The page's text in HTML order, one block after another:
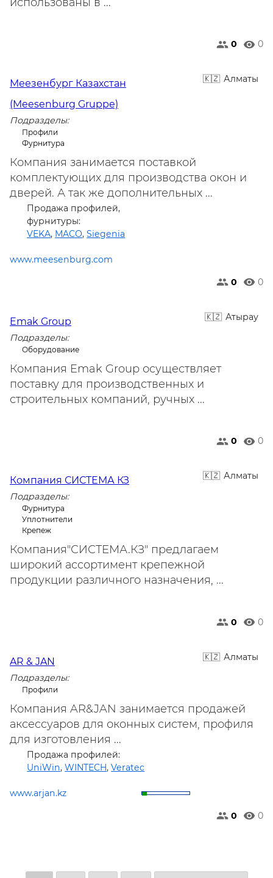
0 0
Алматы
Меезенбург Казахстан
(Meesenburg Gruppe)
Подразделы:
Профили
Фурнитура
Компания занимается поставкой
комплектующих для производства окон и
дверей. А так же дополнительных ...
Продажа профилей,
фурнитуры:
VEKA, MACO,Siegenia
www.meesenburg.com
0 0
Атырау
Emak Group
Подразделы:
Оборудование
Компания Emak Group осуществляет
поставку для производственных и
строительных компаний, ручных ...
0 0
Алматы
Компания СИСТЕМА КЗ
Подразделы:
Фурнитура
Уплотнители
Крепеж
Компания"СИСТЕМА.КЗ" предлагаем
широкий ассортимент крепежной
продукции различного назначения, ...
0 0
Алматы
AR & JAN
Подразделы:
Профили
Компания AR&JAN занимается продажей
аксессуаров для оконных систем, профиля
для изготовления ...
Продажа профилей:
UniWin,WINTECH,Veratec
www.arjan.kz
0 0